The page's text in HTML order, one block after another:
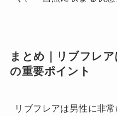
まとめ｜リブフレ
の重要ポイント
リブフレアは男性に非